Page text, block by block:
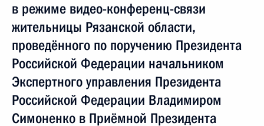
в режиме видео-конференц-связи
жительницы Рязанской области,
проведённого по поручению Президента
Российской Федерации начальником
Экспертного управления Президента
Российской Федерации Владимиром
Симоненко в Приёмной Президента